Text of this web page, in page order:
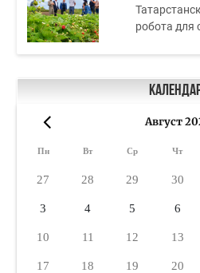
робота для
Август
Пн Вт Ср Чт
27 28 29 30
3 4 5 6
10 11 12 13
17 18 19 20